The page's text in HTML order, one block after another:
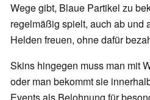
Wege gibt, Blaue Partikel zu
regelmäßig spielt, auch ab und
Helden freuen, ohne dafür
Skins hingegen muss man mit
oder man bekommt sie
Events als Belohnung für